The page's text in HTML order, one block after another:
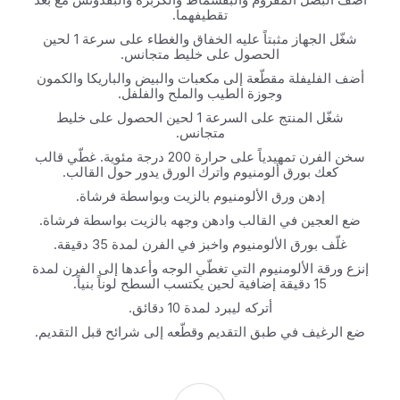
تقطيفهما.
شغّل الجهاز مثبتاً عليه الخفاق والغطاء على سرعة 1 لحين
الحصول على خليط متجانس.
أضف الفليفلة مقطّعة إلى مكعبات والبيض والباريكا والكمون
وجوزة الطيب والملح والفلفل.
شغّل المنتج على السرعة 1 لحين الحصول على خليط
متجانس.
سخن الفرن تمهيدياً على حرارة 200 درجة مئوية. غطّي قالب
كعك بورق ألومنيوم واترك الورق يدور حول القالب.
إدهن ورق الألومنيوم بالزيت وبواسطة فرشاة.
ضع العجين في القالب وادهن وجهه بالزيت بواسطة فرشاة.
غلّف بورق الألومنيوم واخبز في الفرن لمدة 35 دقيقة.
إنزع ورقة الألومنيوم التي تغطّي الوجه وأعدها إلى الفرن لمدة
15 دقيقة إضافية لحين يكتسب السطح لوناً بنياً.
أتركه ليبرد لمدة 10 دقائق.
ضع الرغيف في طبق التقديم وقطّعه إلى شرائح قبل التقديم.